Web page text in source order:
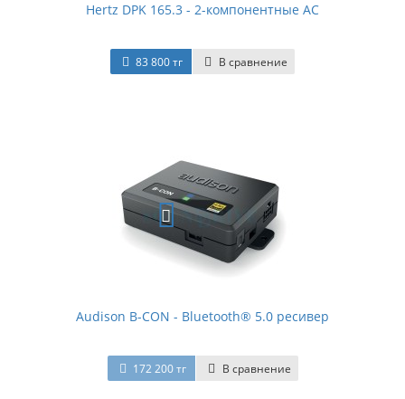
Hertz DPK 165.3 - 2-компонентные АС
83 800 тг В сравнение
Audison B-CON - Bluetooth® 5.0 ресивер
172 200 тг В сравнение